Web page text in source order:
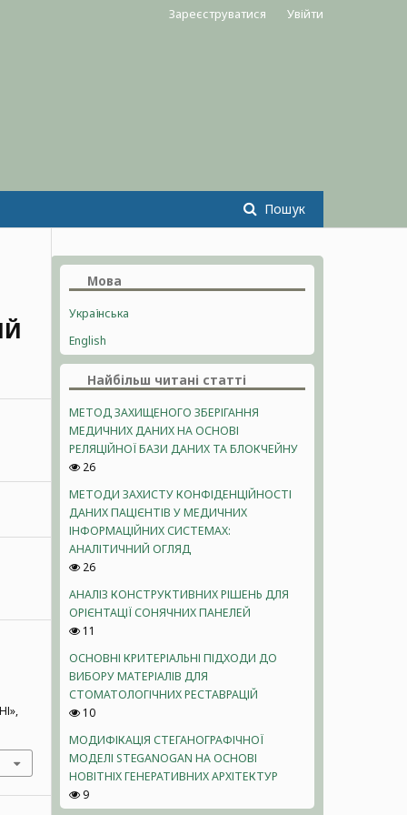
Пошук
Зареєструватися Увійти
Мова
Українська
English
Найбільш читані статті
МЕТОД ЗАХИЩЕНОГО ЗБЕРІГАННЯ
МЕДИЧНИХ ДАНИХ НА ОСНОВІ
РЕЛЯЦІЙНОЇ БАЗИ ДАНИХ ТА БЛОКЧЕЙНУ
26
МЕТОДИ ЗАХИСТУ КОНФІДЕНЦІЙНОСТІ
ДАНИХ ПАЦІЄНТІВ У МЕДИЧНИХ
ІНФОРМАЦІЙНИХ СИСТЕМАХ:
АНАЛІТИЧНИЙ ОГЛЯД
26
АНАЛІЗ КОНСТРУКТИВНИХ РІШЕНЬ ДЛЯ
ОРІЄНТАЦІЇ СОНЯЧНИХ ПАНЕЛЕЙ
11
ОСНОВНІ КРИТЕРІАЛЬНІ ПІДХОДИ ДО
ВИБОРУ МАТЕРІАЛІВ ДЛЯ
СТОМАТОЛОГІЧНИХ РЕСТАВРАЦІЙ
10
МОДИФІКАЦІЯ СТЕГАНОГРАФІЧНОЇ
МОДЕЛІ STEGANOGAN НА ОСНОВІ
НОВІТНІХ ГЕНЕРАТИВНИХ АРХІТЕКТУР
9